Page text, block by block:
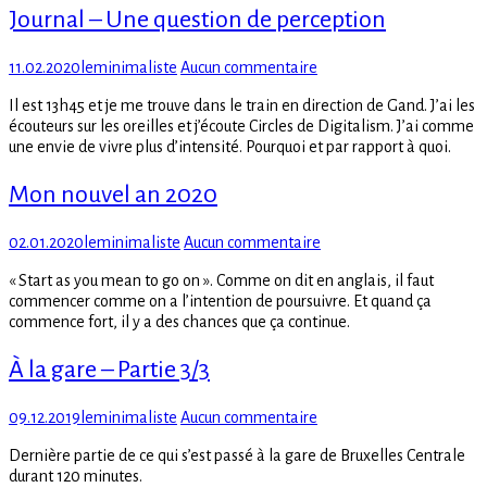
retrouver
–
Billy
Journal – Une question de perception
Posted
11.02.2020 Author
leminimaliste Aucun commentaire
–
Une
question
Il est 13h45 et je me trouve dans le train en direction de Gand. J’ai les
écouteurs sur les oreilles et j’écoute Circles de Digitalism. J’ai comme
une envie de vivre plus d’intensité. Pourquoi et par rapport à quoi.
Mon nouvel an 2020
Posted
02.01.2020 Author
leminimaliste Aucun commentaire
nouvel
an
2020
« Start as you mean to go on ». Comme on dit en anglais, il faut
commencer comme on a l’intention de poursuivre. Et quand ça
commence fort, il y a des chances que ça continue.
À la gare – Partie 3/3
Posted
09.12.2019Author
leminimaliste Aucun commentaire
la
Dernière partie de ce qui s’est passé à la gare de Bruxelles Centrale
durant 120 minutes.